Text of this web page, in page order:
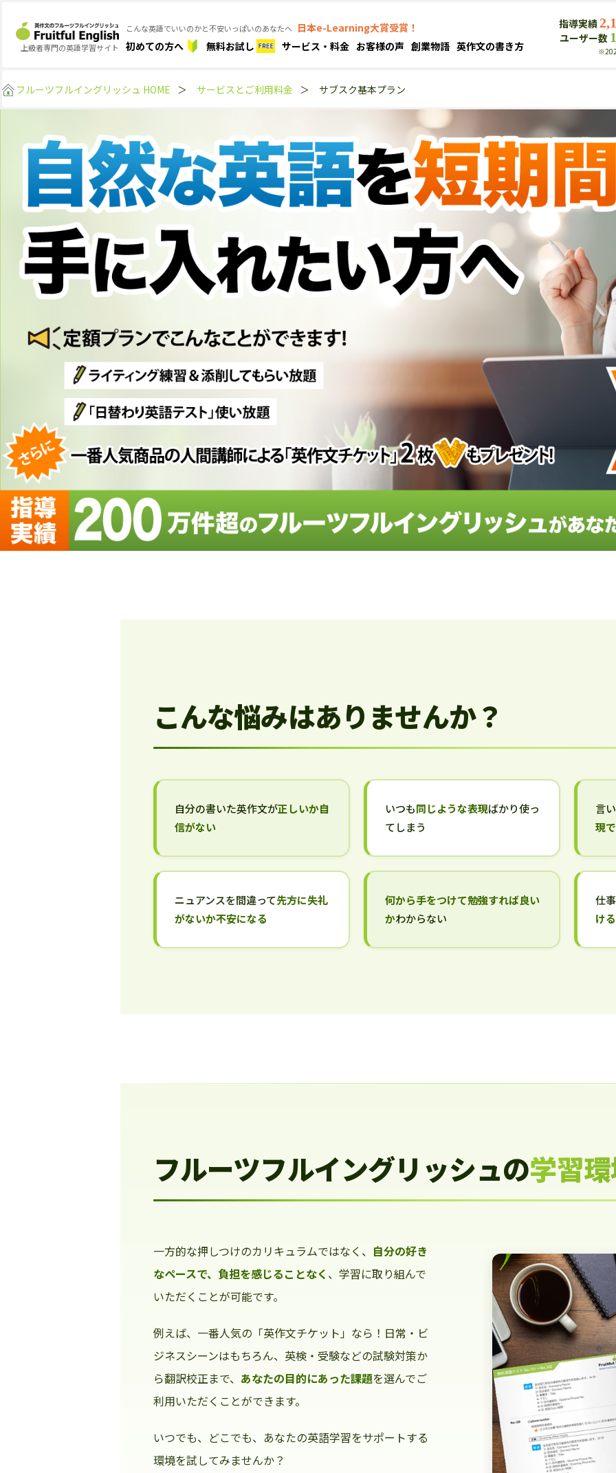
上級者専門の英語学習サイト
こんな英語でいいのかと不安いっぱいのあなたへ 日本e-Learning大賞受賞！
初めての方へ
無料お試し サービス・料金 お客様の声 創業物語 英作文の書き方
指導実績
ユーザー数
フルーツフルイングリッシュ HOME ＞ サービスとご利用料金 ＞ サブスク基本プラン
こんな悩みはありませんか？
自分の書いた英作文が正しいか自
信がない
いつも同じような表現ばかり使っ
てしまう
言
現
ニュアンスを間違って先方に失礼
がないか不安になる
何から手をつけて勉強すれば良い
かわからない
仕
け
フルーツフルイングリッシュの学習
一方的な押しつけのカリキュラムではなく、 自分の好き
なペースで、負担を感じることなく 、学習に取り組んで
いただくことが可能です。
例えば、一番人気の「英作文チケット」なら！日常・ビ
ジネスシーンはもちろん、英検・受験などの試験対策か
ら翻訳校正まで、 あなたの目的にあった課題を選んでご
利用いただくことができます。
いつでも、どこでも、あなたの英語学習をサポートする
環境を試してみませんか？